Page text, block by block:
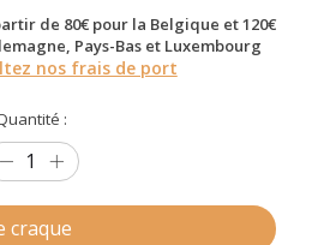
de 80€ pour la Belgique et 120€
Pays-Bas et Luxembourg
nos frais de port
:
craque